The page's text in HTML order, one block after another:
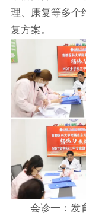
理、康复等多个
复方案。
会诊一：发